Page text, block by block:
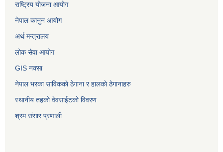
राष्ट्रिय योजना आयोग
नेपाल कानुन आयोग
अर्थ मन्त्रालय
लोक सेवा आयोग
GIS नक्सा
नेपाल भरका साविककाे ठेगाना र हालकाे ठेगानाहरु
स्थानीय तहको वेवसाईटको विवरण
श्रम संसार प्रणाली